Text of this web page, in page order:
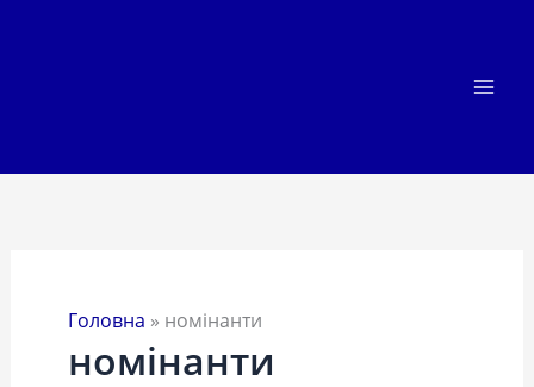
Головна » номінанти
номінанти